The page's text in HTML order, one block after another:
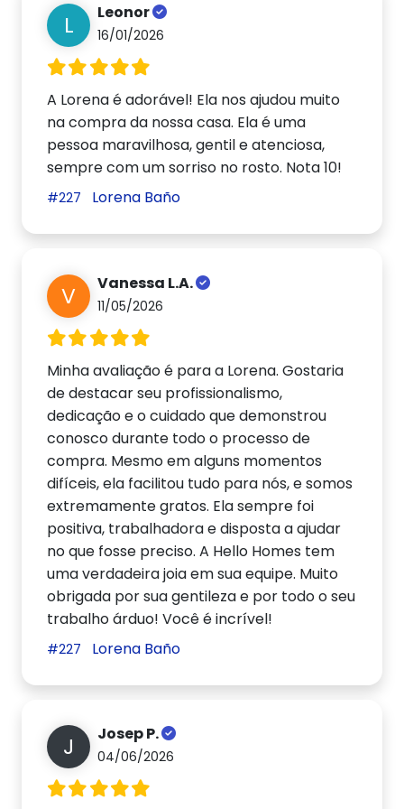
L Leonor
16/01/2026
A Lorena é adorável! Ela nos ajudou muito
na compra da nossa casa. Ela é uma
pessoa maravilhosa, gentil e atenciosa,
sempre com um sorriso no rosto. Nota 10!
#227 Lorena Baño
V Vanessa L.A.
11/05/2026
Minha avaliação é para a Lorena. Gostaria
de destacar seu profissionalismo,
dedicação e o cuidado que demonstrou
conosco durante todo o processo de
compra. Mesmo em alguns momentos
difíceis, ela facilitou tudo para nós, e somos
extremamente gratos. Ela sempre foi
positiva, trabalhadora e disposta a ajudar
no que fosse preciso. A Hello Homes tem
uma verdadeira joia em sua equipe. Muito
obrigada por sua gentileza e por todo o seu
trabalho árduo! Você é incrível!
#227 Lorena Baño
J Josep P.
04/06/2026